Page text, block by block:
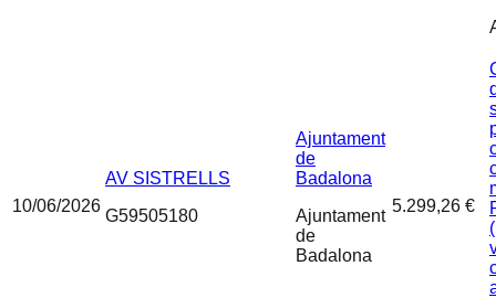
10/06/2026
AV SISTRELLS
G59505180
Ajuntament
de
Badalona
Ajuntament
de
Badalona
5.299,26 €